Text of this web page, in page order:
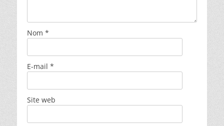
Nom *
E-mail *
Site web